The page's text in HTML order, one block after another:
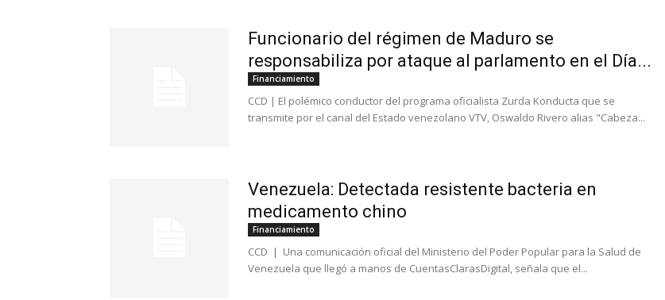
Funcionario del régimen de Maduro se
responsabiliza por ataque al parlamento en el Día...
Financiamiento
CCD | El polémico conductor del programa oficialista Zurda Konducta que se
transmite por el canal del Estado venezolano VTV, Oswaldo Rivero alias "Cabeza...
Venezuela: Detectada resistente bacteria en
medicamento chino
Financiamiento
CCD | Una comunicación oficial del Ministerio del Poder Popular para la Salud de
Venezuela que llegó a manos de CuentasClarasDigital, señala que el...